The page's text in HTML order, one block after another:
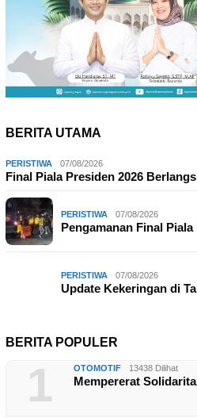
BERITA UTAMA
PERISTIWA 07/08/2026
Final Piala Presiden 2026
PERISTIWA 07/08/2026
Pengamanan Final
PERISTIWA 07/08/2026
Update Kekeringan di
BERITA POPULER
1 OTOMOTIF 13438 Dilihat
Mempererat